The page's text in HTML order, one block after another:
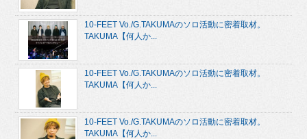
10-FEET Vo./G.TAKUMAのソロ活動に密着取材。
TAKUMA【何人か...
10-FEET Vo./G.TAKUMAのソロ活動に密着取材。
TAKUMA【何人か...
10-FEET Vo./G.TAKUMAのソロ活動に密着取材。
TAKUMA【何人か...